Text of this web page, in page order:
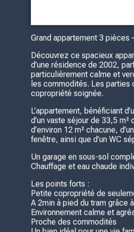
Grand appartement 3 pièces
Découvrez ce spacieux
d’une résidence de 2002,
particulièrement calme et
les commodités. Les parties
copropriété soignée.
L’appartement, bénéficiant
d’un vaste séjour de 33,5
d’environ 12 m² chacune,
fenêtre, ainsi que d’un WC
Un garage en sous-sol
Chauffage et eau chaude
Les points forts :
Petite copropriété de
A 2min à pied du tram grâce
Environnement calme et
Proche des commodités
Un bien idéal pour une vie